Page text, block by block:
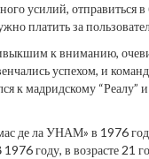
усилий, отправиться
платить за
к вниманию,
успехом, и
к мадридскому “Реалу”
де ла УНАМ» в 1976
году, в возрасте 21